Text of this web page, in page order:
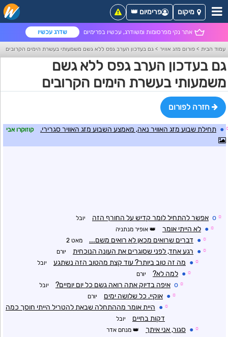
אתר נקי מפרסומות ומשודרג, עכשיו בפרימיום שדרג עכשיו
מיקום פרימיום 👑
עמוד הבית > פורום מזג אוויר > גם בעדכון הערב גפס ללא גשם משמעותי בעשרת הימים הקרובים
גם בעדכון הערב גפס ללא גשם
משמעותי בעשרת הימים הקרובים
חזרה לפורום
● תחילת שבוע מזג האוויר נאה, מאמצע השבוע מזג האוויר סגרירי. קוזוקרו אבי
☼
o אפשר להתחיל לומר קדיש על החורף הזה יובל
☼
● לא הייתי אומר אופיר מנתניה
☼
● דברים שרואים מכאן לא רואים משם... מאט 2
☼
● רגע אחד, לפני שסוגרים את העונה הנוכחית יורם
☼
● מה זה טוב ביותר? עוד קצת מהטוב הזה נשתגע יובל
☼
● למה לא? יורם
☼
o איפה בדיוק אתה רואה גשם כל יום יומיים? יובל
☼
● אוקיי. כל שלושה ימים יורם
☼
● היית אומר מההתחלה שבאת להטריל הייתי חוסך כמה
דקות בחיים
יובל
☼
● סגור, אני איתך מנחם אדר